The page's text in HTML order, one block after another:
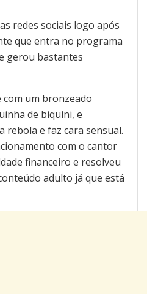
redes sociais logo após
que entra no programa
gerou bastantes
com um bronzeado
de biquíni, e
rebola e faz cara sensual.
com o cantor
financeiro e resolveu
adulto já que está